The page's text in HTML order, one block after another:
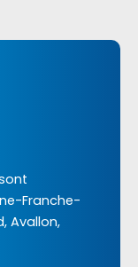
Franche-
Avallon,